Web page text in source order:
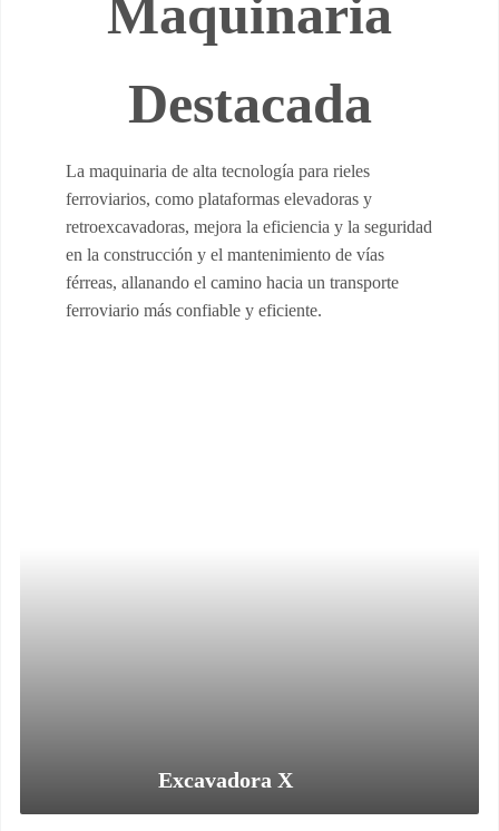
Maquinaria
Destacada
La maquinaria de alta tecnología para rieles
ferroviarios, como plataformas elevadoras y
retroexcavadoras, mejora la eficiencia y la seguridad
en la construcción y el mantenimiento de vías
férreas, allanando el camino hacia un transporte
ferroviario más confiable y eficiente.
Excavadora X